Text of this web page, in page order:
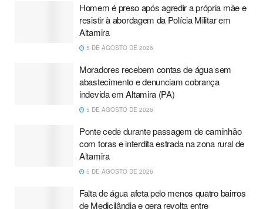
Homem é preso após agredir a própria mãe e
resistir à abordagem da Polícia Militar em
Altamira
5 DE AGOSTO DE 2026
Moradores recebem contas de água sem
abastecimento e denunciam cobrança
indevida em Altamira (PA)
5 DE AGOSTO DE 2026
Ponte cede durante passagem de caminhão
com toras e interdita estrada na zona rural de
Altamira
5 DE AGOSTO DE 2026
Falta de água afeta pelo menos quatro bairros
de Medicilândia e gera revolta entre